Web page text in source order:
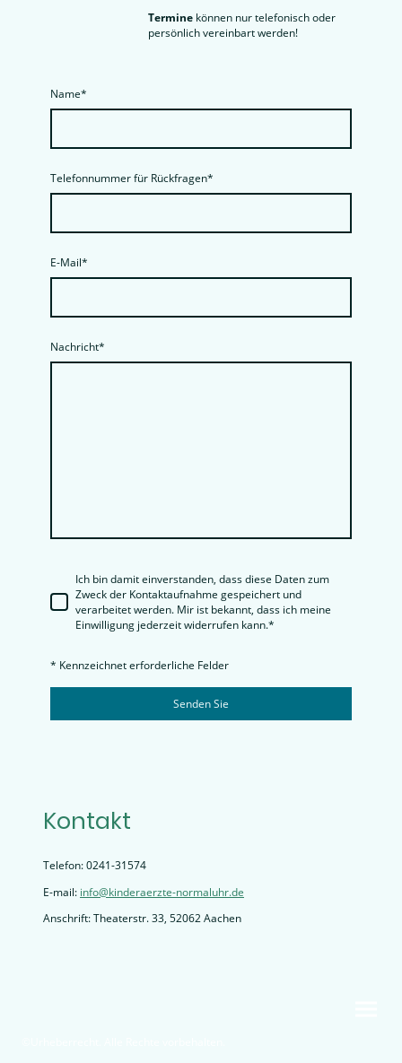
Termine können nur telefonisch oder
persönlich vereinbart werden!
Name*
Telefonnummer für Rückfragen*
E-Mail*
Nachricht*
Ich bin damit einverstanden, dass diese Daten zum
Zweck der Kontaktaufnahme gespeichert und
verarbeitet werden. Mir ist bekannt, dass ich meine
Einwilligung jederzeit widerrufen kann.*
* Kennzeichnet erforderliche Felder
Senden Sie
Kontakt
Telefon: 0241-31574
E-mail: info@kinderaerzte-normaluhr.de
Anschrift: Theaterstr. 33, 52062 Aachen